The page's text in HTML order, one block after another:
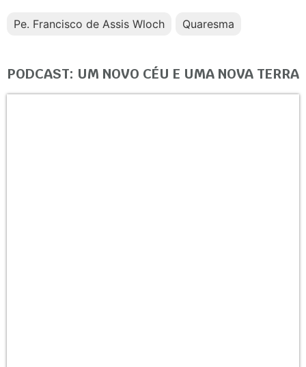
Pe. Francisco de Assis Wloch Quaresma
PODCAST: UM NOVO CÉU E UMA NOVA TERRA